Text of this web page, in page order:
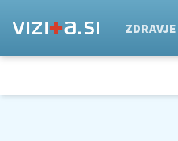
ZDRAVJE